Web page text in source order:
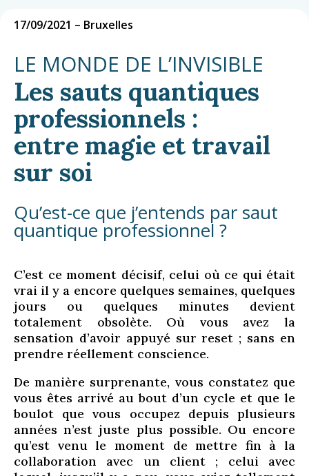
17/09/2021 – Bruxelles
LE MONDE DE L’INVISIBLE
Les sauts quantiques
professionnels :
entre magie et travail
sur soi
Qu’est-ce que j’entends par saut
quantique professionnel ?
C’est ce moment décisif, celui où ce qui était
vrai il y a encore quelques semaines, quelques
jours ou quelques minutes devient
totalement obsolète. Où vous avez la
sensation d’avoir appuyé sur reset ; sans en
prendre réellement conscience.
De manière surprenante, vous constatez que
vous êtes arrivé au bout d’un cycle et que le
boulot que vous occupez depuis plusieurs
années n’est juste plus possible. Ou encore
qu’est venu le moment de mettre fin à la
collaboration avec un client ; celui avec